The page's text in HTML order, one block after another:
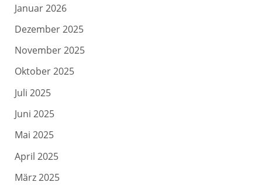
Januar 2026
Dezember 2025
November 2025
Oktober 2025
Juli 2025
Juni 2025
Mai 2025
April 2025
März 2025